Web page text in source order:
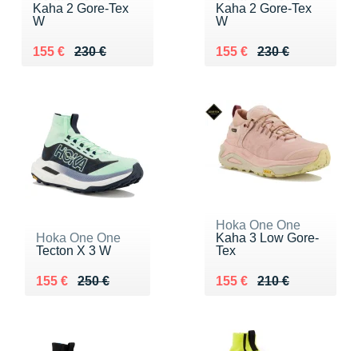
Kaha 2 Gore-Tex
W
230 €
Au lieu de 230 €
155 €
Vendu 155 €
Kaha 2 Gore-Tex
W
230 €
Au lieu de 230 €
155 €
Vendu 155 €
Hoka One One
Tecton X 3 W
250 €
Au lieu de 250 €
155 €
Vendu 155 €
Hoka One One
Kaha 3 Low Gore-
Tex
210 €
Au lieu de 210 €
155 €
Vendu 155 €